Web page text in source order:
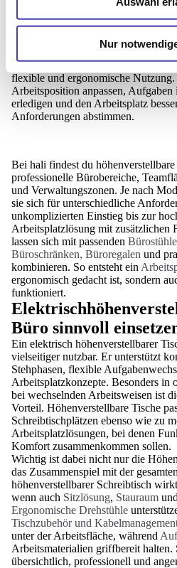
Nur
zwischen Sitzen und Stehen und
Bewegung in den Arbeitsalltag.
denen viele Stunden am
unterstützt ein elektrisch
flexible und ergonomische
Arbeitsposition anpassen, Aufgaben
erledigen und den Arbeitsplatz
Anforderungen abstimmen.
Bei hali findest du
professionelle Bürobereiche,
und Verwaltungszonen. Je nach
sie sich für unterschiedliche
unkomplizierten Einstieg bis zur
Arbeitsplatzlösung mit zusätzlichen
lassen sich mit passenden
Büroschränken, Büroregalen und
kombinieren. So entsteht ein
ergonomisch gedacht ist, sondern
funktioniert.
Büro sinnvoll
Ein elektrisch höhenverstellbarer
vielseitiger nutzbar. Er unterstützt
Stehphasen, flexible
Arbeitsplatzkonzepte. Besonders in
bei wechselnden Arbeitsweisen ist
Vorteil. Höhenverstellbare Tische
Schreibtischplätzen ebenso wie zu
Arbeitsplatzlösungen, bei denen
Komfort zusammenkommen sollen.
Wichtig ist dabei nicht nur die
das Zusammenspiel mit der
höhenverstellbarer Schreibtisch
wenn auch Sitzlösung, Stauraum und
Ergonomische Drehstühle
Tischzubehör und
unter der Arbeitsfläche, während
Arbeitsmaterialien griffbereit halten.
übersichtlich, professionell und